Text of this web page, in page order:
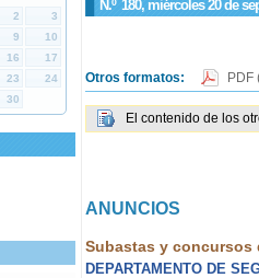
N.º 180, miércoles 20 de
Otros formatos: PDF
El contenido de los
ANUNCIOS
Subastas y concursos
DEPARTAMENTO DE